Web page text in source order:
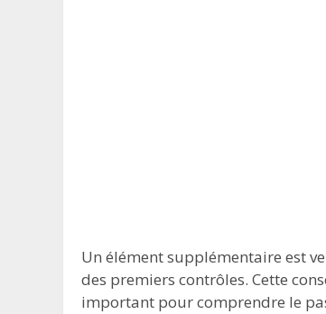
Un élément supplémentaire est
des premiers contrôles. Cette
important pour comprendre le